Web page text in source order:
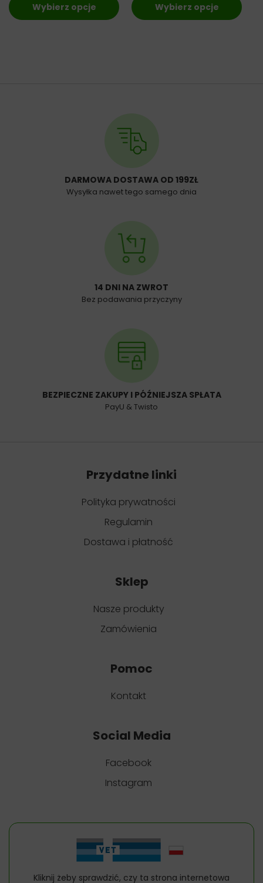
Wybierz opcje Wybierz opcje
DARMOWA DOSTAWA OD 199ZŁ
Wysyłka nawet tego samego dnia
14 DNI NA ZWROT
Bez podawania przyczyny
BEZPIECZNE ZAKUPY I PÓŹNIEJSZA SPŁATA
PayU & Twisto
Przydatne linki
Polityka prywatności
Regulamin
Dostawa i płatność
Sklep
Nasze produkty
Zamówienia
Pomoc
Kontakt
Social Media
Facebook
Instagram
Kliknij żeby sprawdzić, czy ta strona internetowa